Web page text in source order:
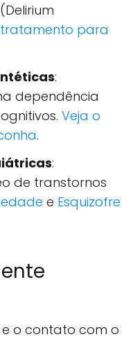
para
:
dependência
Veja o
.
:
de transtornos
e Esquizofre
o contato com o